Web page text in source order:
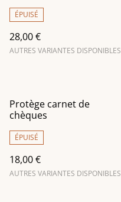
ÉPUISÉ
28,00 €
AUTRES VARIANTES DISPONIBLES
Protège carnet de
chèques
ÉPUISÉ
18,00 €
AUTRES VARIANTES DISPONIBLES